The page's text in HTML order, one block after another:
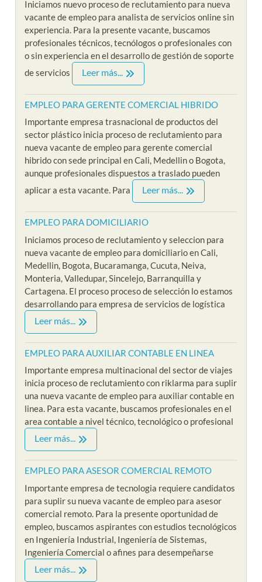
Iniciamos nuevo proceso de reclutamiento para nueva
vacante de empleo para analista de servicios online sin
experiencia. Para la presente vacante, buscamos
profesionales técnicos, tecnólogos o profesionales con
o sin experiencia en el desarrollo de gestión de soporte
de servicios
Leer más...
EMPLEO PARA GERENTE COMERCIAL HIBRIDO
Importante empresa trasnacional de productos del
sector plástico inicia proceso de reclutamiento para
nueva vacante de empleo para gerente comercial
hibrido con sede principal en Cali, Medellin o Bogota,
aunque profesionales dispuestos a traslado pueden
aplicar a esta vacante. Para
Leer más...
EMPLEO PARA DOMICILIARIO
Iniciamos proceso de reclutamiento y seleccion para
nueva vacante de empleo para domiciliario en Cali,
Medellin, Bogota, Bucaramanga, Cucuta, Neiva,
Monteria, Valledupar, Sincelejo, Barranquilla y
Cartagena. El proceso proceso de selección lo estamos
desarrollando para empresa de servicios de logística
Leer más...
EMPLEO PARA AUXILIAR CONTABLE EN LINEA
Importante empresa multinacional del sector de viajes
inicia proceso de reclutamiento con riklarma para suplir
una nueva vacante de empleo para auxiliar contable en
linea. Para esta vacante, buscamos profesionales en el
area contable a nivel técnico, tecnológico o profesional
Leer más...
EMPLEO PARA ASESOR COMERCIAL REMOTO
Importante empresa de tecnologia requiere candidatos
para suplir su nueva vacante de empleo para asesor
comercial remoto. Para la presente oportunidad de
empleo, buscamos aspirantes con estudios tecnológicos
en Ingeniería Industrial, Ingeniería de Sistemas,
Ingeniería Comercial o afines para desempeñarse
Leer más...